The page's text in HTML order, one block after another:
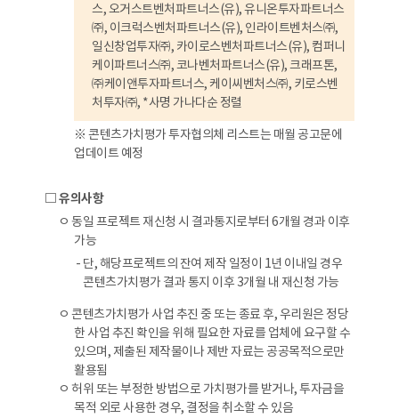
스, 오거스트벤처파트너스(유), 유니온투자파트너스
㈜, 이크럭스벤처파트너스(유), 인라이트벤처스㈜,
일신창업투자㈜, 카이로스벤처파트너스(유), 컴퍼니
케이파트너스㈜, 코나벤처파트너스(유), 크래프톤,
㈜케이앤투자파트너스, 케이씨벤처스㈜, 키로스벤
처투자㈜, *사명 가나다순 정렬
※ 콘텐츠가치평가 투자협의체 리스트는 매월 공고문에
업데이트 예정
□ 유의사항
ㅇ 동일 프로젝트 재신청 시 결과통지로부터 6개월 경과 이후
가능
- 단, 해당프로젝트의 잔여 제작 일정이 1년 이내일 경우
콘텐츠가치평가 결과 통지 이후 3개월 내 재신청 가능
ㅇ 콘텐츠가치평가 사업 추진 중 또는 종료 후, 우리원은 정당
한 사업 추진 확인을 위해 필요한 자료를 업체에 요구할 수
있으며, 제출된 제작물이나 제반 자료는 공공목적으로만
활용됨
ㅇ 허위 또는 부정한 방법으로 가치평가를 받거나, 투자금을
목적 외로 사용한 경우, 결정을 취소할 수 있음